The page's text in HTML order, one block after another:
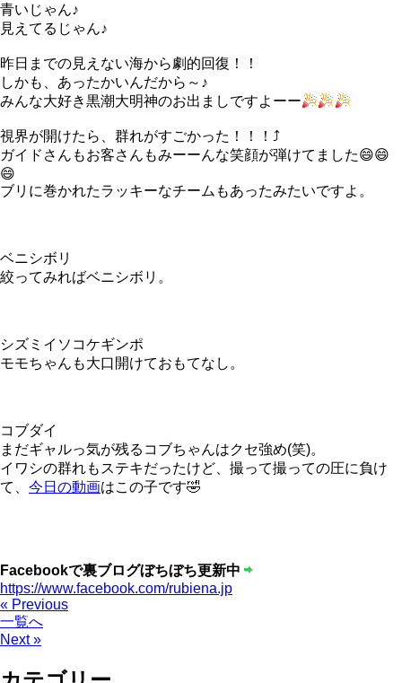
青いじゃん♪
見えてるじゃん♪
昨日までの見えない海から劇的回復！！
しかも、あったかいんだから～♪
みんな大好き黒潮大明神のお出ましですよーー
視界が開けたら、群れがすごかった！！！⤴
ガイドさんもお客さんもみーーんな笑顔が弾けてました😄😄
😄
ブリに巻かれたラッキーなチームもあったみたいですよ。
ベニシボリ
絞ってみればベニシボリ。
シズミイソコケギンポ
モモちゃんも大口開けておもてなし。
コブダイ
まだギャルっ気が残るコブちゃんはクセ強め(笑)。
イワシの群れもステキだったけど、撮って撮っての圧に負け
て、 今日の動画はこの子です🤣
Facebookで裏ブログぼちぼち更新中
https://www.facebook.com/rubiena.jp
« Previous
一覧へ
Next »